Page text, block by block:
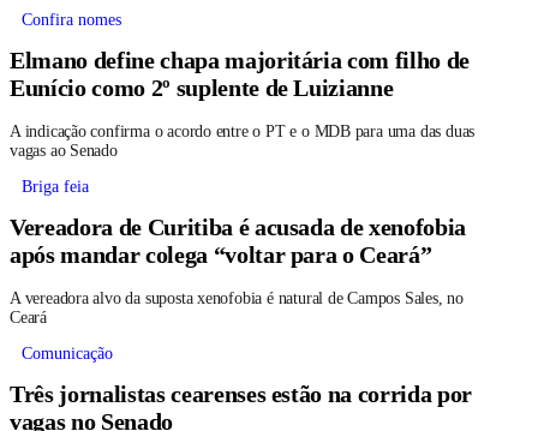
Confira nomes
Elmano define chapa majoritária com filho de
Eunício como 2º suplente de Luizianne
A indicação confirma o acordo entre o PT e o MDB para uma das duas
vagas ao Senado
Briga feia
Vereadora de Curitiba é acusada de xenofobia
após mandar colega “voltar para o Ceará”
A vereadora alvo da suposta xenofobia é natural de Campos Sales, no
Ceará
Comunicação
Três jornalistas cearenses estão na corrida por
vagas no Senado